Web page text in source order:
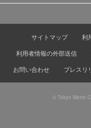
サイトマップ 利
利用者情報の外部送信
お問い合わせ
プレスリ
© Tokyo Metro